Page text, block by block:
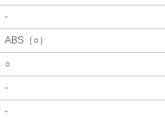
-
ABS（○）
○
-
-